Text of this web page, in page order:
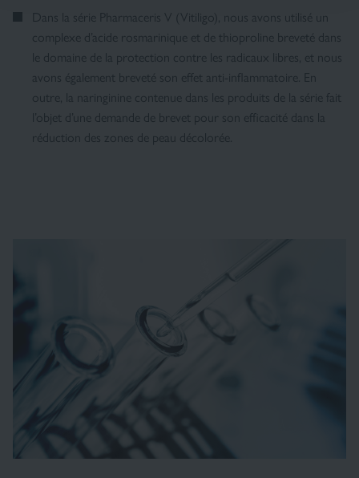
Dans la série Pharmaceris V (Vitiligo), nous avons utilisé un
complexe d’acide rosmarinique et de thioproline breveté dans
le domaine de la protection contre les radicaux libres, et nous
avons également breveté son effet anti-inflammatoire. En
outre, la naringinine contenue dans les produits de la série fait
l’objet d’une demande de brevet pour son efficacité dans la
réduction des zones de peau décolorée.